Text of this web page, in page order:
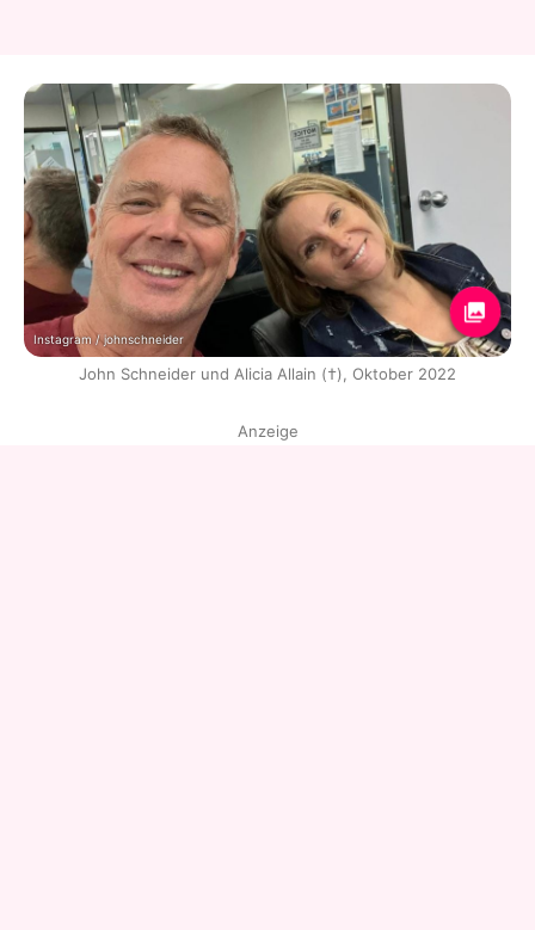
Instagram / johnschneider
John Schneider und Alicia Allain (†), Oktober 2022
Anzeige